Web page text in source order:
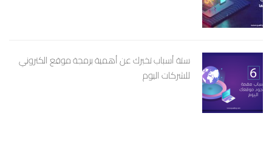
ستة أسباب تخبرك عن أهمية برمجة موقع الكتروني
للشركات اليوم